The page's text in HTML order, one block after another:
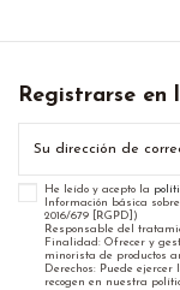
Registrarse en
He leído y acepto la
Información básica
2016/679 [RGPD])
Responsable del
Finalidad: Ofrecer y
minorista de productos
Derechos: Puede
recogen en nuestra